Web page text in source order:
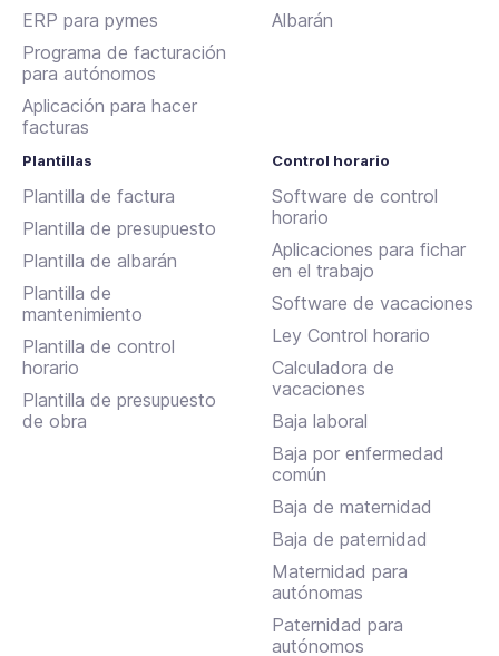
ERP para pymes
Programa de facturación
para autónomos
Aplicación para hacer
facturas
Albarán
Plantillas
Plantilla de factura
Plantilla de presupuesto
Plantilla de albarán
Plantilla de
mantenimiento
Plantilla de control
horario
Plantilla de presupuesto
de obra
Control horario
Software de control
horario
Aplicaciones para fichar
en el trabajo
Software de vacaciones
Ley Control horario
Calculadora de
vacaciones
Baja laboral
Baja por enfermedad
común
Baja de maternidad
Baja de paternidad
Maternidad para
autónomas
Paternidad para
autónomos